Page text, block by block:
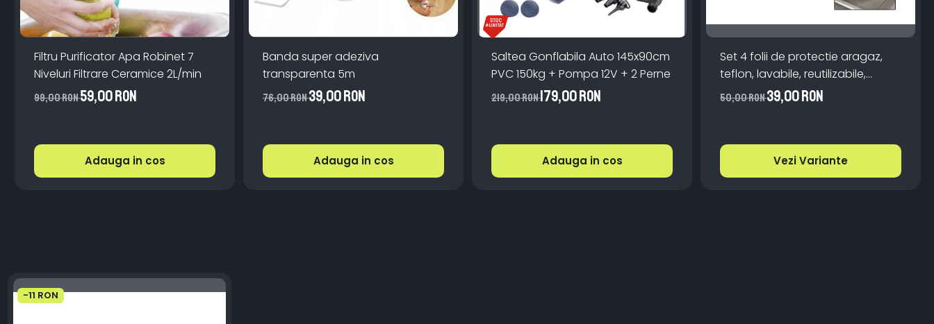
Filtru Purificator Apa Robinet 7
Niveluri Filtrare Ceramice 2L/min
99,00 RON59,00 RON
Adauga in cos
Banda super adeziva
transparenta 5m
76,00 RON39,00 RON
Adauga in cos
Saltea Gonflabila Auto 145x90cm
PVC 150kg + Pompa 12V + 2 Perne
219,00 RON179,00 RON
Adauga in cos
Set 4 folii de protectie aragaz,
teflon, lavabile, reutilizabile,
Negru/Gri
50,00 RON39,00 RON
Vezi Variante
-11 RON